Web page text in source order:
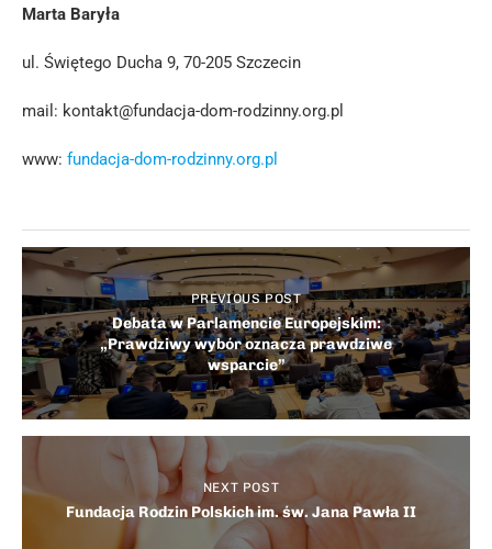
Marta Baryła
ul. Świętego Ducha 9, 70-205 Szczecin
mail: kontakt@fundacja-dom-rodzinny.org.pl
www: fundacja-dom-rodzinny.org.pl
PREVIOUS POST
Debata w Parlamencie Europejskim:
„Prawdziwy wybór oznacza prawdziwe
wsparcie”
NEXT POST
Fundacja Rodzin Polskich im. św. Jana Pawła II